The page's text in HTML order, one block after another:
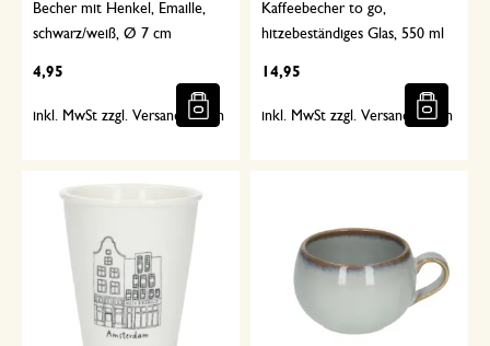
Becher mit Henkel, Emaille,
schwarz/weiß, Ø 7 cm
4,95
inkl. MwSt zzgl. Versandkosten
Kaffeebecher to go,
hitzebeständiges Glas, 550 ml
14,95
inkl. MwSt zzgl. Versandkosten